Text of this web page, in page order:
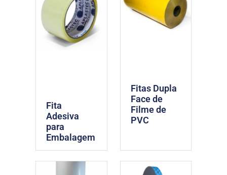
Fita
Adesiva
para
Embalagem
Fitas Dupla
Face de
Filme de
PVC